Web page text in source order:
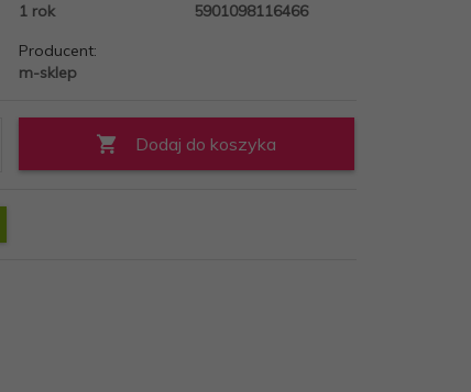
1 rok
5901098116466
Producent:
m-sklep
Dodaj do koszyka